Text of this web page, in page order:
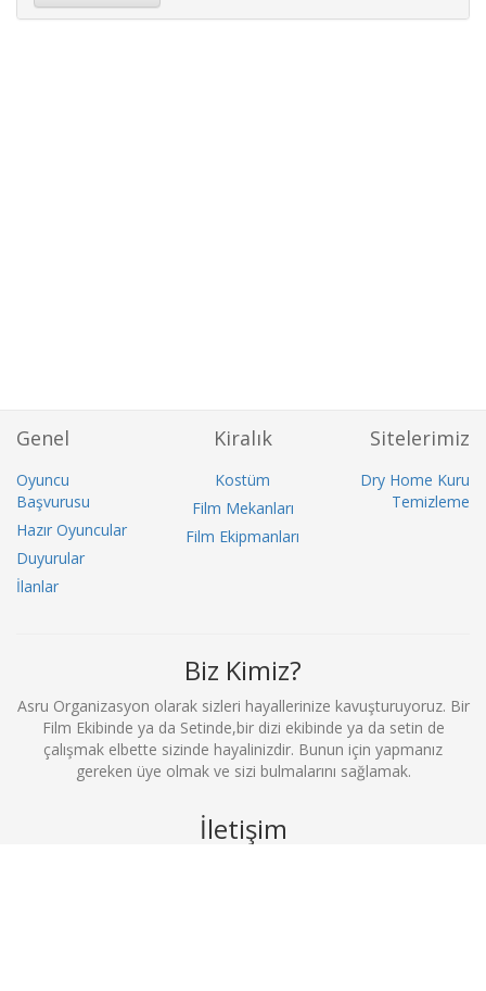
Genel
Oyuncu
Başvurusu
Hazır Oyuncular
Duyurular
İlanlar
Kiralık
Kostüm
Film Mekanları
Film Ekipmanları
Sitelerimiz
Dry Home Kuru
Temizleme
Biz Kimiz?
Asru Organizasyon olarak sizleri hayallerinize kavuşturuyoruz. Bir
Film Ekibinde ya da Setinde,bir dizi ekibinde ya da setin de
çalışmak elbette sizinde hayalinizdir. Bunun için yapmanız
gereken üye olmak ve sizi bulmalarını sağlamak.
İletişim